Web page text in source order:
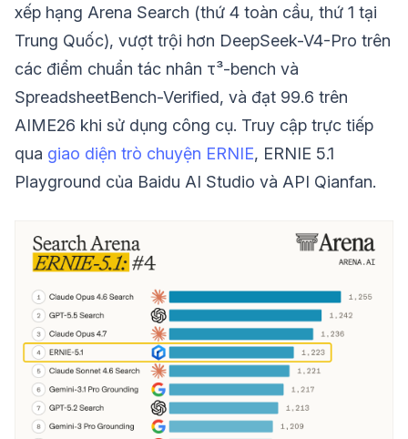
xếp hạng Arena Search (thứ 4 toàn cầu, thứ 1 tại
Trung Quốc), vượt trội hơn DeepSeek-V4-Pro trên
các điểm chuẩn tác nhân τ³-bench và
SpreadsheetBench-Verified, và đạt 99.6 trên
AIME26 khi sử dụng công cụ. Truy cập trực tiếp
qua giao diện trò chuyện ERNIE, ERNIE 5.1
Playground của Baidu AI Studio và API Qianfan.